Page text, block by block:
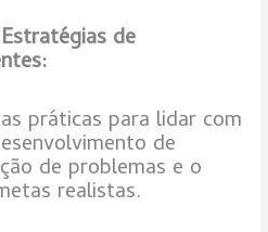
de
práticas para lidar com
de
de problemas e o
realistas.